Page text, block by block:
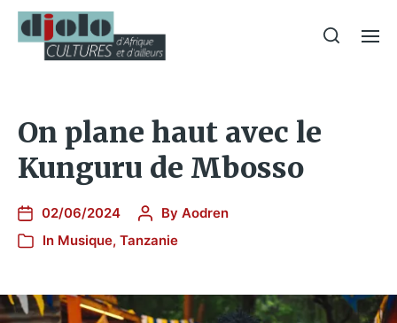
On plane haut avec le
Kunguru de Mbosso
02/06/2024 By Aodren
In Musique, Tanzanie